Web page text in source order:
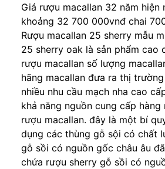
Giá rượu macallan 32 năm hiện
khoảng 32 700 000vnđ chai
Rượu macallan 25 sherry mẫu
25 sherry oak là sản phẩm cao
rượu macallan số lượng
hãng macallan đưa ra thị
nhiều nhu cầu mạch nha cao
khả năng nguồn cung cấp hàng
rượu macallan. đây là một bí
dụng các thùng gỗ sội có chất
gỗ sồi có nguồn gốc châu âu
chứa rượu sherry gỗ sồi có